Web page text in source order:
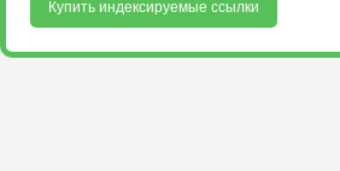
Купить индексируемые ссылки